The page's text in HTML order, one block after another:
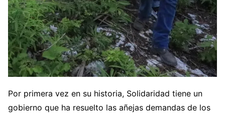
Por primera vez en su historia, Solidaridad tiene un
gobierno que ha resuelto las añejas demandas de los